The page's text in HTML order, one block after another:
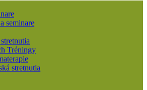
seminare
Tréningy
stretnutia